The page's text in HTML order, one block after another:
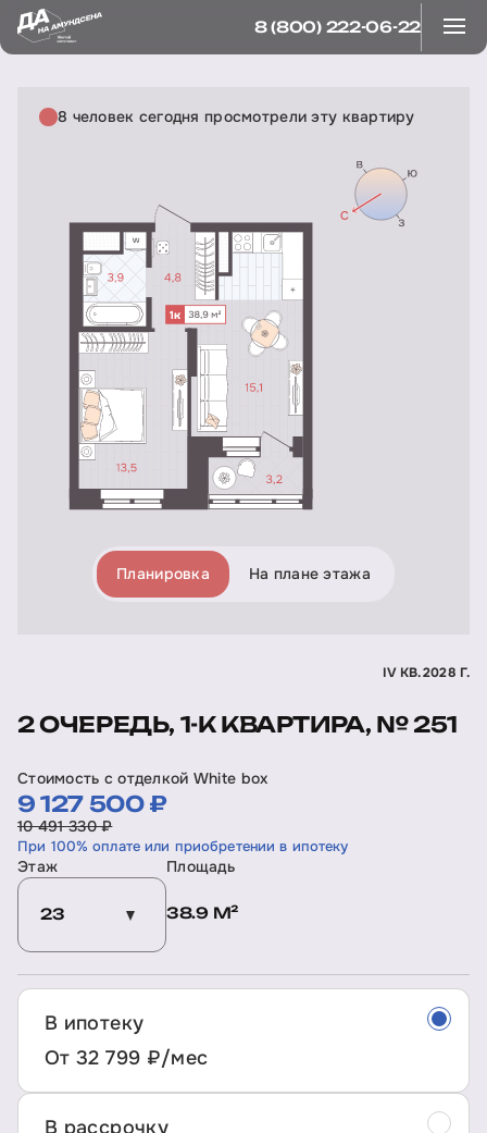
8 (800) 222-06-22
8 человек сегодня просмотрели эту квартиру
Планировка На плане этажа
IV КВ. 2028 Г.
2 ОЧЕРЕДЬ, 1-К КВАРТИРА, № 251
Стоимость с отделкой White box
9 127 500 ₽
10 491 330 ₽
При 100% оплате или приобретении в ипотеку
Этаж
23
Площадь
38.9 М²
В ипотеку
От 32 799 ₽/мес
В рассрочку